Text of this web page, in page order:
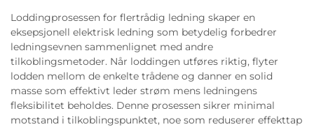
Loddingprosessen for flertrådig ledning skaper en
eksepsjonell elektrisk ledning som betydelig forbedrer
ledningsevnen sammenlignet med andre
tilkoblingsmetoder. Når loddingen utføres riktig, flyter
lodden mellom de enkelte trådene og danner en solid
masse som effektivt leder strøm mens ledningens
fleksibilitet beholdes. Denne prosessen sikrer minimal
motstand i tilkoblingspunktet, noe som reduserer effekttap